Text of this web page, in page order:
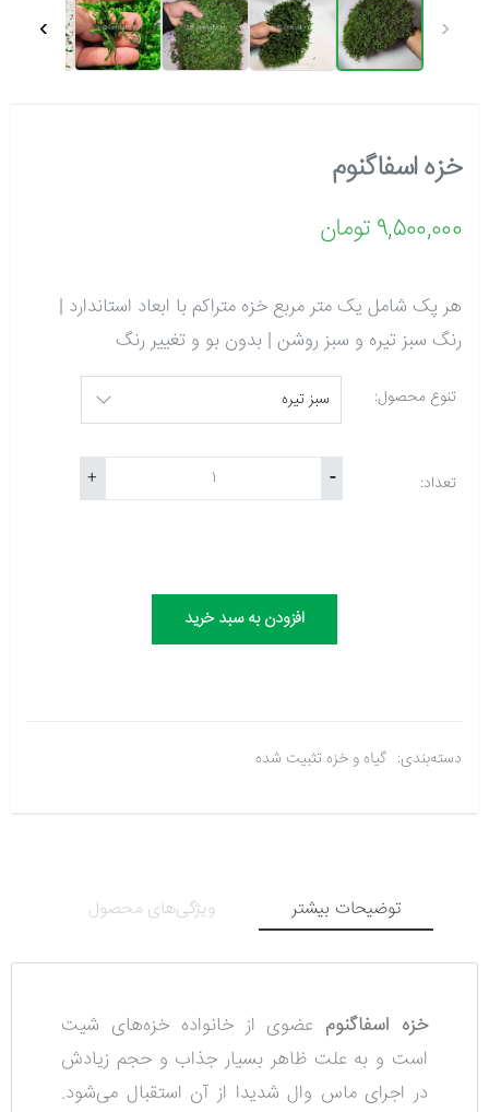
‹
›
خزه اسفاگنوم
9,500,000 تومان
هر پک شامل یک متر مربع خزه متراکم با ابعاد استاندارد |
رنگ سبز تیره و سبز روشن | بدون بو و تغییر رنگ
تنوع محصول:
تعداد: -
+
افزودن به سبد خرید
دسته‌بندی: گیاه و خزه تثبیت شده
توضیحات بیشتر ویژگی‌های محصول
خزه اسفاگنوم عضوی از خانواده خزه‌‌های شیت
است و به علت ظاهر بسیار جذاب و حجم زیادش
در اجرای ماس وال شدیدا از آن استقبال می‌شود.